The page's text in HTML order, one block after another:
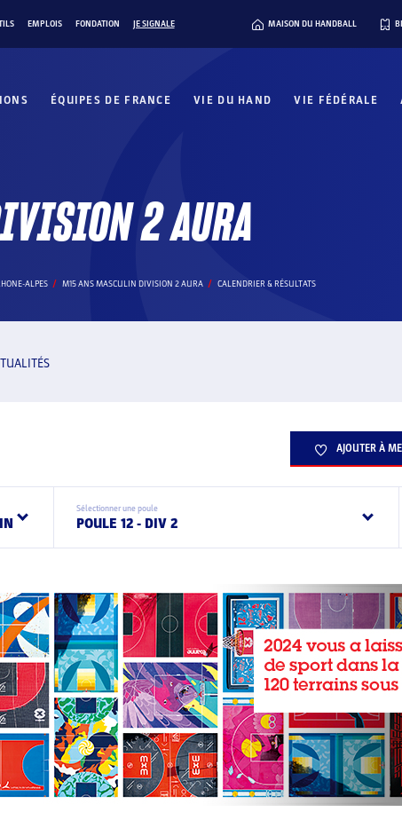
EMPLOIS FONDATION JE SIGNALE MAISON DU HANDBALL
ÉQUIPES DE FRANCE VIE DU HAND VIE FÉDÉRALE
2 AURA
ALPES M15 ANS MASCULIN DIVISION 2 AURA CALENDRIER & RÉSULTATS
AJOUTER À
Sélectionner une poule
POULE 12 - DIV 2